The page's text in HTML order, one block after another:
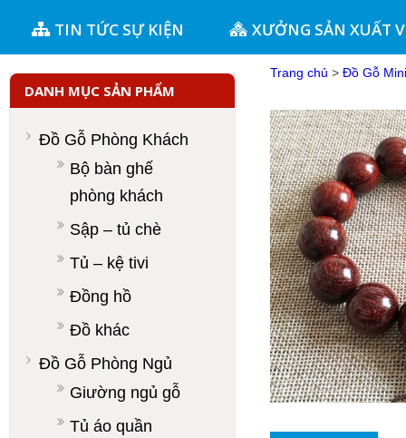
TIN TỨC SỰ KIỆN XƯỞNG SẢN XUẤT
Trang chủ > Đồ Gỗ Mini
DANH MỤC SẢN PHẨM
Đồ Gỗ Phòng Khách
Bộ bàn ghế
phòng khách
Sập – tủ chè
Tủ – kệ tivi
Đồng hồ
Đồ khác
Đồ Gỗ Phòng Ngủ
Giường ngủ gỗ
Tủ áo quần